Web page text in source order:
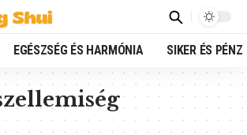
EGÉSZSÉG ÉS HARMÓNIA SIKER ÉS PÉNZ